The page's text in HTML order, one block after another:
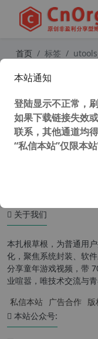
首页 标签
关于我们
本扎根草根，为普通用
化，聚焦系统封装、软
分享童年游戏视频，带
业喧嚣，唯技术交流与
私信本站 广告合作 版
本站公众号:
本站通知
登陆显示不正常，
如果下载链接失效
联系，其他通道均
“私信本站”仅限本